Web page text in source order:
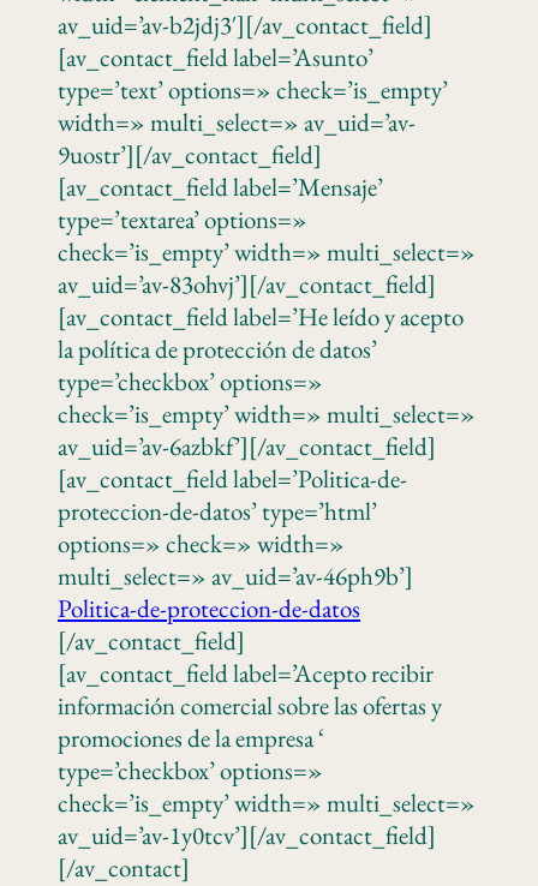
av_uid=’av-b2jdj3′][/av_contact_field]
[av_contact_field label=’Asunto’
type=’text’ options=» check=’is_empty’
width=» multi_select=» av_uid=’av-
9uostr’][/av_contact_field]
[av_contact_field label=’Mensaje’
type=’textarea’ options=»
check=’is_empty’ width=» multi_select=»
av_uid=’av-83ohvj’][/av_contact_field]
[av_contact_field label=’He leído y acepto
la política de protección de datos’
type=’checkbox’ options=»
check=’is_empty’ width=» multi_select=»
av_uid=’av-6azbkf’][/av_contact_field]
[av_contact_field label=’Politica-de-
proteccion-de-datos’ type=’html’
options=» check=» width=»
multi_select=» av_uid=’av-46ph9b’]
Politica-de-proteccion-de-datos
[/av_contact_field]
[av_contact_field label=’Acepto recibir
información comercial sobre las ofertas y
promociones de la empresa ‘
type=’checkbox’ options=»
check=’is_empty’ width=» multi_select=»
av_uid=’av-1y0tcv’][/av_contact_field]
[/av_contact]